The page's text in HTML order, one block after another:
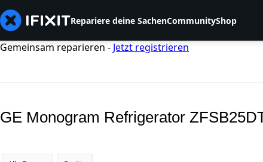
Repariere deine SachenCommunityShop
Gemeinsam reparieren - Jetzt registrieren
GE Monogram Refrigerator